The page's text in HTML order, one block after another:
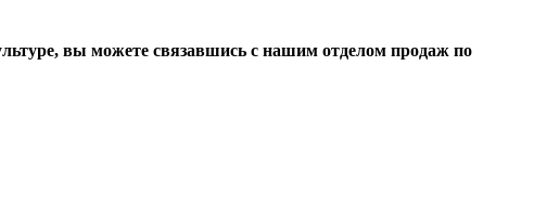
вы можете связавшись с нашим отделом продаж по